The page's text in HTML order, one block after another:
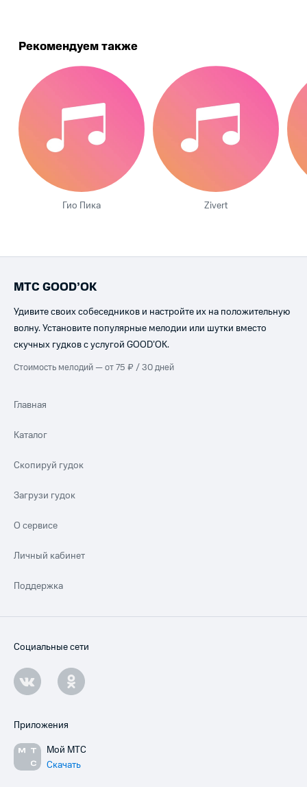
Рекомендуем также
Гио Пика Zivert
МТС GOOD’OK
Удивите своих собеседников и настройте их на положительную
волну. Установите популярные мелодии или шутки вместо
скучных гудков с услугой GOOD’OK.
Стоимость мелодий — от 75 ₽ / 30 дней
Главная
Каталог
Скопируй гудок
Загрузи гудок
О сервисе
Личный кабинет
Поддержка
Социальные сети
Приложения
Мой МТС
Скачать